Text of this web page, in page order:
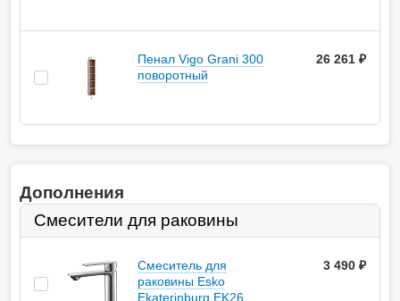
Пенал Vigo Grani 300
поворотный
26 261 ₽
Дополнения
Смесители для раковины
Смеситель для
раковины Esko
Ekaterinburg EK26
3 490